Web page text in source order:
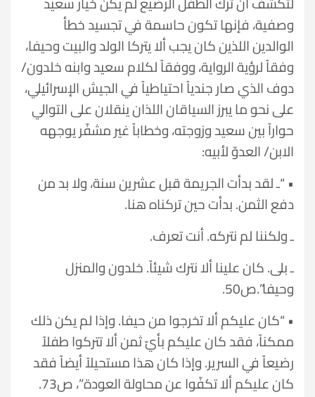
وصفية، فإنها تكون حاسمة في تجسيد خطأ
الوالدين اللذين كان يجب ألا يتركا الولد والبيت وحيفا،
وفقاً لرؤية الرواية، ووفقاً لكلام سعيد وابنه خلدون/
دوف الذي صار جندياً احتياطياً في الجيش الإسرائيلي،
على نحو ما يبرز السياقان اللذان ينقلان على التوالي
حواراً بين سعيد وزوجته، وخطاباً غير مشفّر يوجهه
الابن/ العدوّ لأبيه:
• “ـ لقد بدأت الجريمة قبل عشرين سنة، ولا بد من
دفع الثمن. بدأت حين تركناه هنا.
ـ ولكننا لم نتركه. أنت تعرف.
ـ بلى. كان علينا ألا نترك شيئاً. خلدون والمنزل
وحيفا”.ص50.
• “كان عليكم ألا تخرجوا من حيفا. وإذا لم يكن ذلك
ممكناً، فقد كان عليكم بأيّ ثمن ألا تتركوا طفلاً
رضيعاً في السرير. وإذا كان هذا مستحيلاً أيضاً فقد
كان عليكم ألا تكفّوا عن محاولة العودة”، ص73.